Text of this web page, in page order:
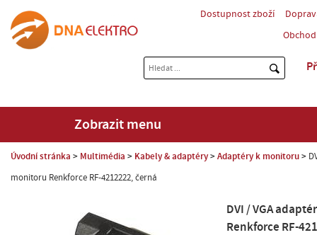
Dostupnost zboží
Zobrazit menu
Úvodní stránka Multimédia Kabely & adaptéry Adaptéry k monitoru
monitoru Renkforce RF-4212222, černá
DVI / VGA
Renkforce RF-